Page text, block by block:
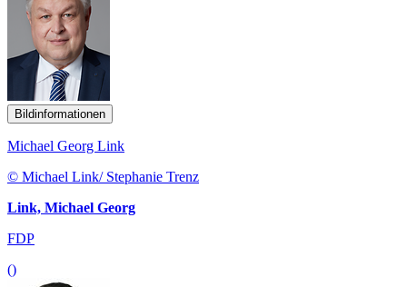
Bildinformationen
Michael Georg Link
© Michael Link/ Stephanie Trenz
Link, Michael Georg
FDP
()